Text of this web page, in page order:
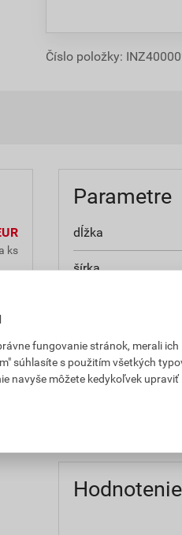
Číslo položky:
ks
Parametre
dĺžka
šírka
rozmery
hmotnosť
Hodnotenie
fungovanie stránok, merali ich
súhlasíte s použitím všetkých
navyše môžete kedykoľvek upraviť